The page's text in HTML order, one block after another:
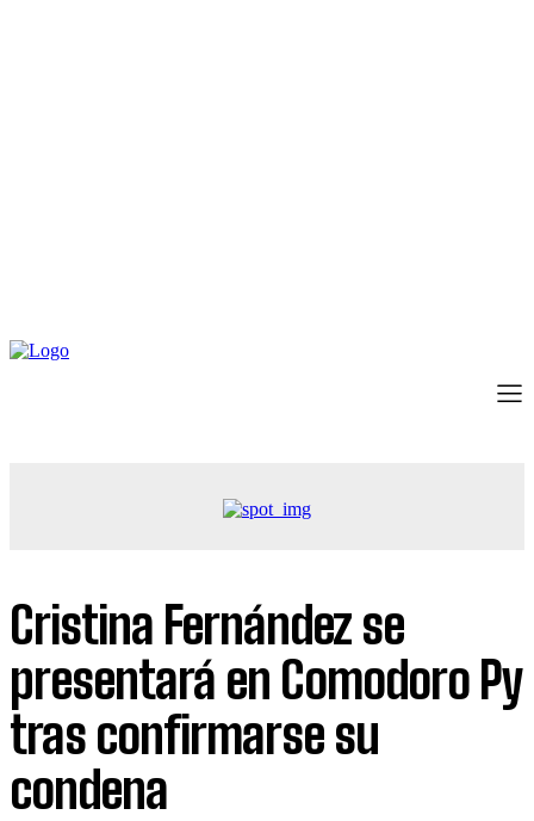
Cristina Fernández se
presentará en Comodoro Py
tras confirmarse su
condena